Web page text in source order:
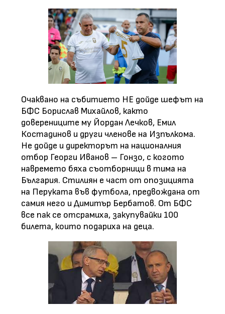
Очаквано на събитието НЕ дойде шефът на
БФС Борислав Михайлов, както
доверениците му Йордан Лечков, Емил
Костадинов и други членове на Изпълкома.
Не дойде и директорът на националния
отбор Георги Иванов – Гонзо, с когото
навремето бяха съотборници в тима на
България. Стилиян е част от опозицията
на Перуката във футбола, предвождана от
самия него и Димитър Бербатов. От БФС
все пак се отсрамиха, закупувайки 100
билета, които подариха на деца.